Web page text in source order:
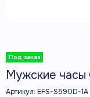
Мужские часы
Артикул: EFS-S590D-1A